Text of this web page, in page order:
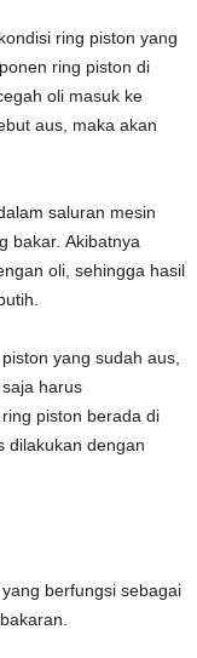
ring piston yang
ring piston di
oli masuk ke
aus, maka akan
saluran mesin
bakar. Akibatnya
oli, sehingga hasil
yang sudah aus,
harus
piston berada di
dilakukan dengan
berfungsi sebagai